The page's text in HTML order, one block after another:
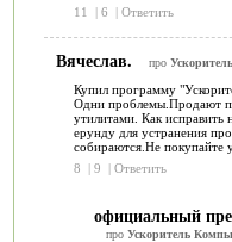
11
| 6 | Ответить
Вячеслав. про
Купил программу
Одни проблемы.Продают
утилитами. Как исправить
ерунду для устранения
собираются.Не покупайте
8
| 9 | Ответить
официальный
про Ускоритель